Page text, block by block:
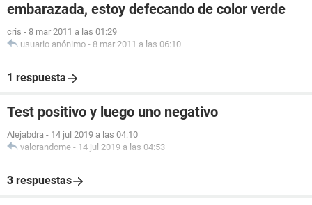
embarazada, estoy defecando de color verde
cris - 8 mar 2011 a las 01:29
usuario anónimo - 8 mar 2011 a las 06:10
1 respuesta
Test positivo y luego uno negativo
Alejabdra - 14 jul 2019 a las 04:10
valorandome - 14 jul 2019 a las 04:53
3 respuestas